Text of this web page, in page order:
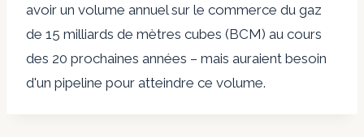
avoir un volume annuel sur le commerce du gaz
de 15 milliards de mètres cubes (BCM) au cours
des 20 prochaines années – mais auraient besoin
d'un pipeline pour atteindre ce volume.